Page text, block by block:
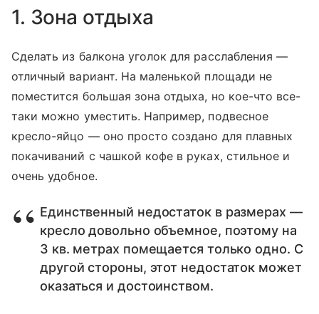
1. Зона отдыха
Сделать из балкона уголок для расслабления —
отличный вариант. На маленькой площади не
поместится большая зона отдыха, но кое-что все-
таки можно уместить. Например, подвесное
кресло-яйцо — оно просто создано для плавных
покачиваний с чашкой кофе в руках, стильное и
очень удобное.
Единственный недостаток в размерах —
кресло довольно объемное, поэтому на
3 кв. метрах помещается только одно. С
другой стороны, этот недостаток может
оказаться и достоинством.